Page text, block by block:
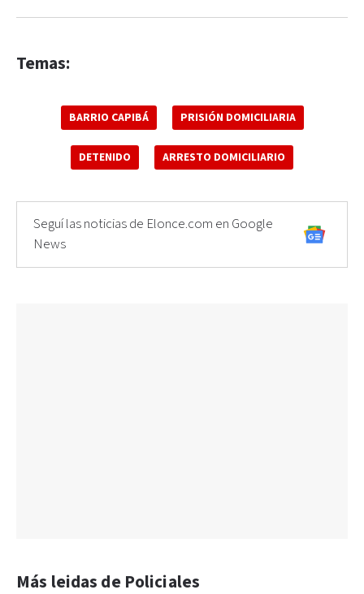
Temas:
BARRIO CAPIBÁ PRISIÓN DOMICILIARIA
DETENIDO ARRESTO DOMICILIARIO
Seguí las noticias de Elonce.com en Google
News
Más leidas de Policiales